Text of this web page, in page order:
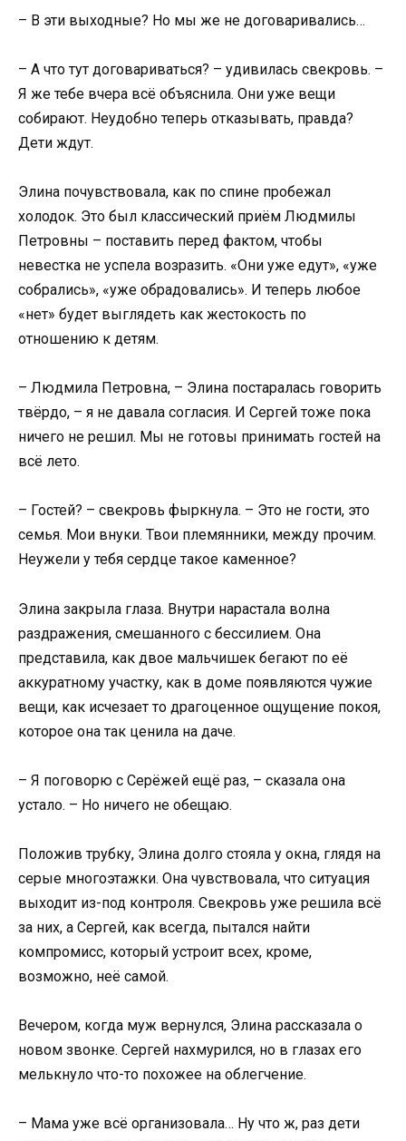
– В эти выходные? Но мы же не договаривались…
– А что тут договариваться? – удивилась свекровь. –
Я же тебе вчера всё объяснила. Они уже вещи
собирают. Неудобно теперь отказывать, правда?
Дети ждут.
Элина почувствовала, как по спине пробежал
холодок. Это был классический приём Людмилы
Петровны – поставить перед фактом, чтобы
невестка не успела возразить. «Они уже едут», «уже
собрались», «уже обрадовались». И теперь любое
«нет» будет выглядеть как жестокость по
отношению к детям.
– Людмила Петровна, – Элина постаралась говорить
твёрдо, – я не давала согласия. И Сергей тоже пока
ничего не решил. Мы не готовы принимать гостей на
всё лето.
– Гостей? – свекровь фыркнула. – Это не гости, это
семья. Мои внуки. Твои племянники, между прочим.
Неужели у тебя сердце такое каменное?
Элина закрыла глаза. Внутри нарастала волна
раздражения, смешанного с бессилием. Она
представила, как двое мальчишек бегают по её
аккуратному участку, как в доме появляются чужие
вещи, как исчезает то драгоценное ощущение покоя,
которое она так ценила на даче.
– Я поговорю с Серёжей ещё раз, – сказала она
устало. – Но ничего не обещаю.
Положив трубку, Элина долго стояла у окна, глядя на
серые многоэтажки. Она чувствовала, что ситуация
выходит из-под контроля. Свекровь уже решила всё
за них, а Сергей, как всегда, пытался найти
компромисс, который устроит всех, кроме,
возможно, неё самой.
Вечером, когда муж вернулся, Элина рассказала о
новом звонке. Сергей нахмурился, но в глазах его
мелькнуло что-то похожее на облегчение.
– Мама уже всё организовала… Ну что ж, раз дети